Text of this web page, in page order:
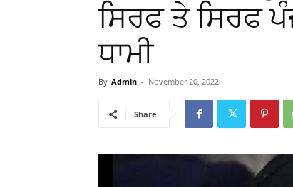
ਸਿਰਫ ਤੇ ਸਿਰਫ
ਧਾਮੀ
By Admin - November 20, 2022
Share